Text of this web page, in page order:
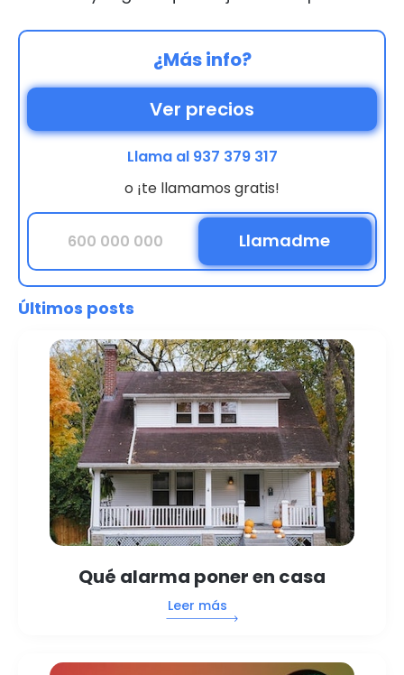
¿Más info?
Ver precios
Llama al 937 379 317
o ¡te llamamos gratis!
Últimos posts
Qué alarma poner en casa
Leer más